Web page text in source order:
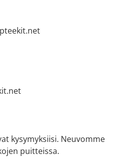
kysymyksiisi. Neuvomme
puitteissa.